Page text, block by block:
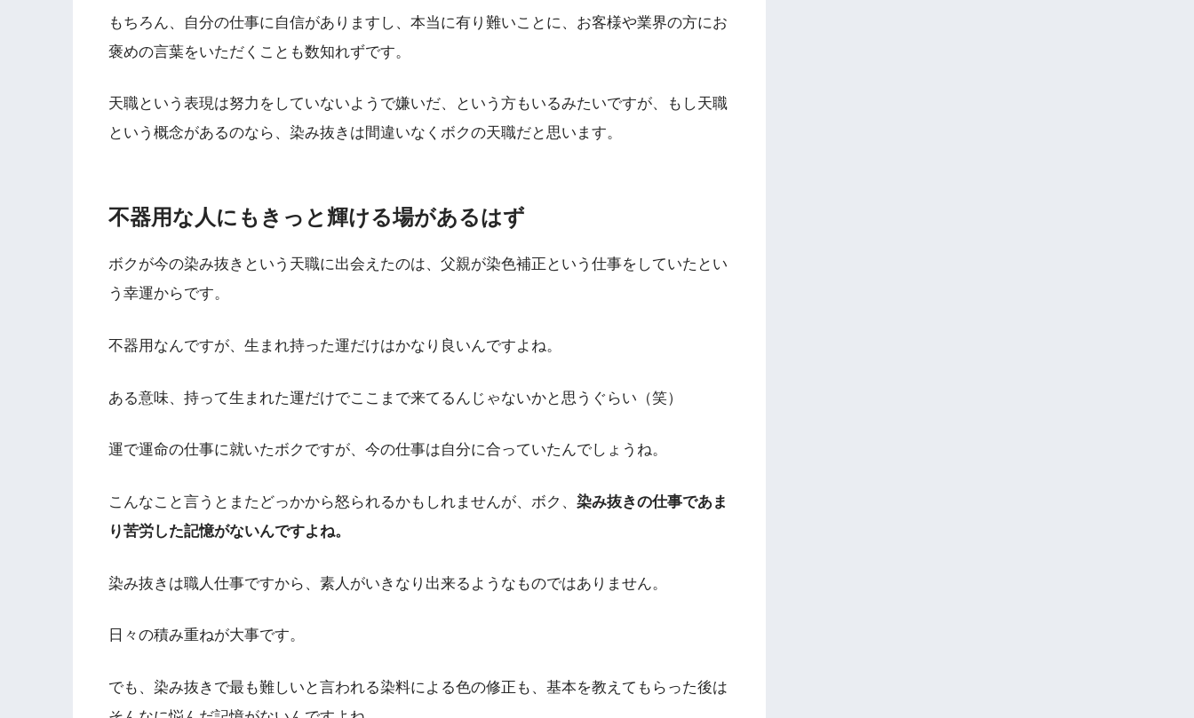
もちろん、自分の仕事に自信がありますし、本当に有り難いことに、お客様や業界の方にお
褒めの言葉をいただくことも数知れずです。
天職という表現は努力をしていないようで嫌いだ、という方もいるみたいですが、もし天職
という概念があるのなら、染み抜きは間違いなくボクの天職だと思います。
不器用な人にもきっと輝ける場があるはず
ボクが今の染み抜きという天職に出会えたのは、父親が染色補正という仕事をしていたとい
う幸運からです。
不器用なんですが、生まれ持った運だけはかなり良いんですよね。
ある意味、持って生まれた運だけでここまで来てるんじゃないかと思うぐらい（笑）
運で運命の仕事に就いたボクですが、今の仕事は自分に合っていたんでしょうね。
こんなこと言うとまたどっかから怒られるかもしれませんが、ボク、 染み抜きの仕事であま
り苦労した記憶がないんですよね。
染み抜きは職人仕事ですから、素人がいきなり出来るようなものではありません。
日々の積み重ねが大事です。
でも、染み抜きで最も難しいと言われる染料による色の修正も、基本を教えてもらった後は